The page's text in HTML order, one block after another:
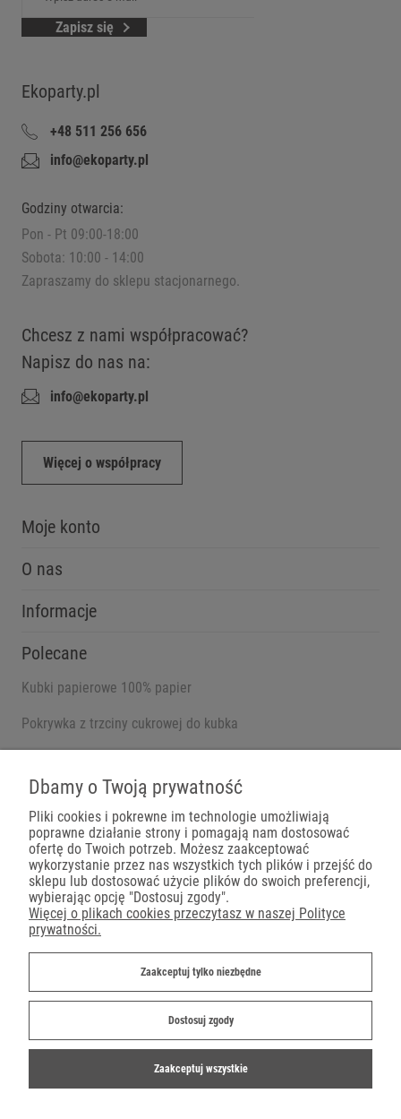
Zapisz się
Ekoparty.pl
+48 511 256 656
info@ekoparty.pl
Godziny otwarcia:
Pon - Pt 09:00-18:00
Sobota: 10:00 - 14:00
Zapraszamy do sklepu stacjonarnego.
Chcesz z nami współpracować?
Napisz do nas na:
info@ekoparty.pl
Więcej o współpracy
Moje konto
O nas
Informacje
Polecane
Kubki papierowe 100% papier
Pokrywka z trzciny cukrowej do kubka
Płatności
Dostawa
Dbamy o Twoją prywatność
Pliki cookies i pokrewne im technologie umożliwiają
poprawne działanie strony i pomagają nam dostosować
ofertę do Twoich potrzeb. Możesz zaakceptować
wykorzystanie przez nas wszystkich tych plików i przejść do
sklepu lub dostosować użycie plików do swoich preferencji,
wybierając opcję "Dostosuj zgody".
Więcej o plikach cookies przeczytasz w naszej Polityce
prywatności.
Zaakceptuj tylko niezbędne
Dostosuj zgody
Zaakceptuj wszystkie